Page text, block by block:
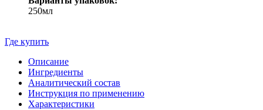
250мл
Где купить
Описание
Ингредиенты
Аналитический состав
Инструкция по применению
Характеристики